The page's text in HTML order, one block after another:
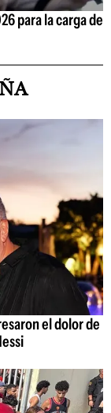
para la carga de
el dolor de